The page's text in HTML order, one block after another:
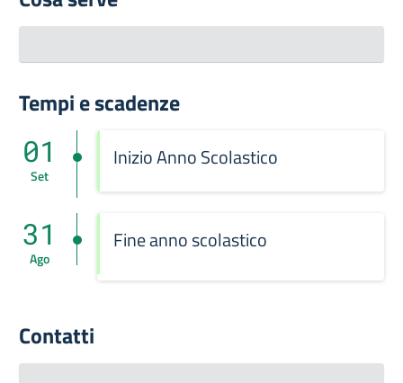
Tempi e scadenze
Inizio Anno Scolastico
01
Set
Fine anno scolastico
31
Ago
Contatti